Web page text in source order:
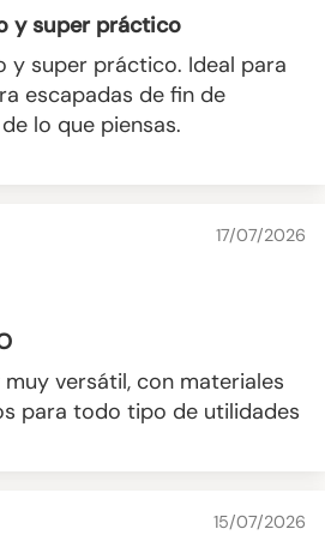
y super práctico
y super práctico. Ideal para
escapadas de fin de
lo que piensas.
17/07/2026
versátil, con materiales
para todo tipo de utilidades
15/07/2026